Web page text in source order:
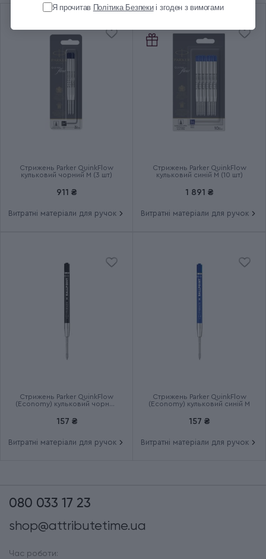
Колір оздоблення Золотистий
Колір чорнила
Додаткові характеристики
Ручка використовує кулькові
та гелеві стрижні
PARKER 51 Deluxe Plum GT
Стрижень Parker QuinkFlow
кульковий чорний M (3 шт)
911 ₴
Витратні матеріали для ручок
Стрижень Parker QuinkFlow
кульковий синій M (10 шт)
1 891 ₴
Витратні матеріали для ручок
Стрижень Parker QuinkFlow
(Economy) кульковий чорний
157 ₴
Витратні матеріали для ручок
Стрижень Parker QuinkFlow
(Economy) кульковий синій M
157 ₴
Витратні матеріали для ручок
080 033 17 23
shop@attributetime.ua
Час роботи:
Я прочитав Політика Безпекиі згоден з вимогами